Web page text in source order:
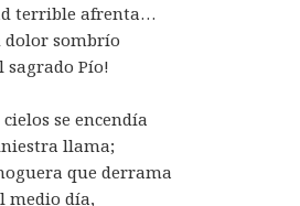
terrible afrenta…
dolor sombrío
sagrado Pío!
se encendía
llama;
que derrama
medio día,